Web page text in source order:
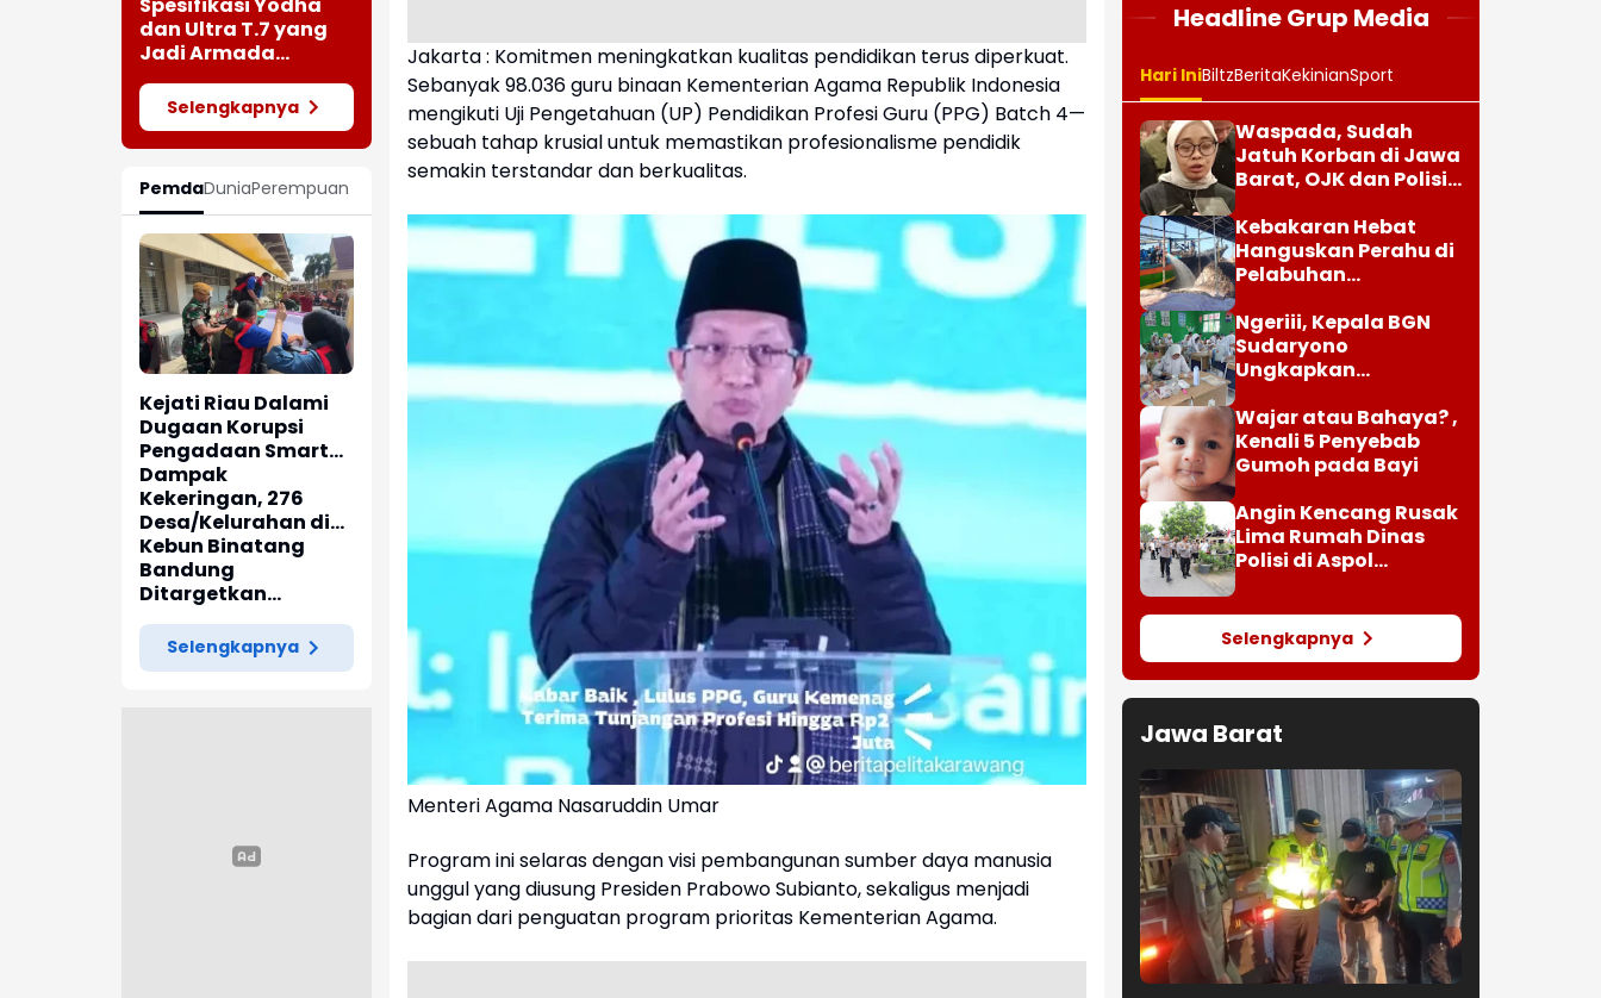
Terdampak Air
Bersih
dan Ultra T.7 yang
Jadi Armada
Koperasi Merah
PutihSelengkapnya
PemdaDuniaPerempuan
Kejati Riau Dalami
Dugaan Korupsi
Pengadaan Smart
TV APBD 2024
Dampak
Kekeringan, 276
Desa/Kelurahan di
Banten Belum
Terjangkau Air
Bersih
Kebun Binatang
Bandung
Ditargetkan
Akhir 2026
Selengkapnya
Jakarta : Komitmen meningkatkan kualitas pendidikan terus diperkuat.
Sebanyak 98.036 guru binaan Kementerian Agama Republik Indonesia
mengikuti Uji Pengetahuan (UP) Pendidikan Profesi Guru (PPG) Batch 4—
sebuah tahap krusial untuk memastikan profesionalisme pendidik
semakin terstandar dan berkualitas.
Menteri Agama Nasaruddin Umar
Program ini selaras dengan visi pembangunan sumber daya manusia
unggul yang diusung Presiden Prabowo Subianto, sekaligus menjadi
bagian dari penguatan program prioritas Kementerian Agama.
Headline Grup Media
Hari IniBiltzBeritaKekinianSport
Waspada, Sudah
Jatuh Korban di Jawa
Barat, OJK dan Polisi
Penipuan Modus Titip
Limit Paylater
Kebakaran Hebat
Hanguskan Perahu di
Pelabuhan
Indramayu
Ngeriii, Kepala BGN
Sudaryono
Ungkapkan
Juta Data Ganda
Siswa Penerima MBG
Wajar atau Bahaya? ,
Kenali 5 Penyebab
Gumoh pada Bayi
Angin Kencang Rusak
Lima Rumah Dinas
Polisi di Aspol
Selengkapnya
Jawa Barat